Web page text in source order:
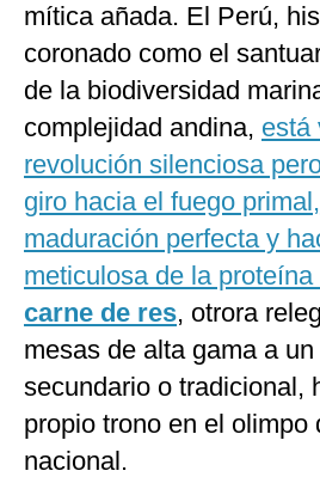
mítica añada. El Perú,
coronado como el
de la biodiversidad
complejidad andina, está
revolución silenciosa
giro hacia el fuego
maduración perfecta y
meticulosa de la
carne de res, otrora
mesas de alta gama a un
secundario o tradicional,
propio trono en el olimpo
nacional.